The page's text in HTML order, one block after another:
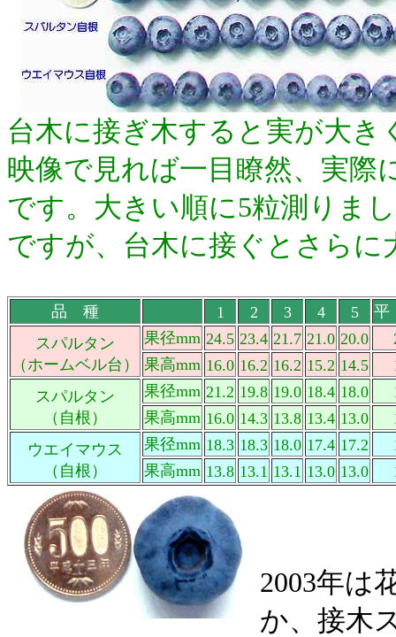
台木に接ぎ木すると実が大
映像で見れば一目瞭然、実際
です。大きい順に5粒測りま
ですが、台木に接ぐとさら
品 種 1 2 3 4 5
スパルタン
（ホームベル台）
果径mm 24.5 23.4 21.7 21.0 20.0
果高mm 16.0 16.2 16.2 15.2 14.5
スパルタン
（自根）
果径mm 21.2 19.8 19.0 18.4 18.0
果高mm 16.0 14.3 13.8 13.4 13.0
ウエイマウス
（自根）
果径mm 18.3 18.3 18.0 17.4 17.2
果高mm 13.8 13.1 13.1 13.0 13.0
2003年は
か、接木